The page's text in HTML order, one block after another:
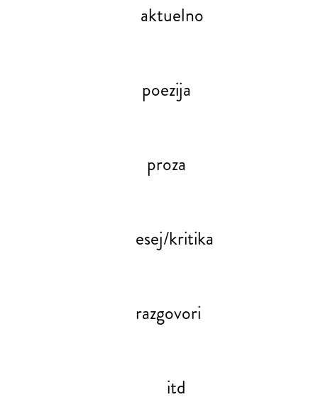
aktuelno
poezija
proza
esej/kritika
razgovori
itd